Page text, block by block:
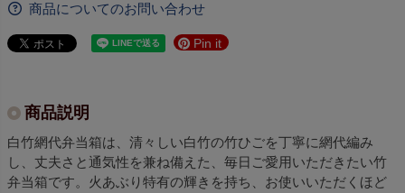
商品についてのお問い合わせ
Pin it
商品説明
白竹網代弁当箱は、清々しい白竹の竹ひごを丁寧に網代編み
し、丈夫さと通気性を兼ね備えた、毎日ご愛用いただきたい竹
弁当箱です。火あぶり特有の輝きを持ち、お使いいただくほど